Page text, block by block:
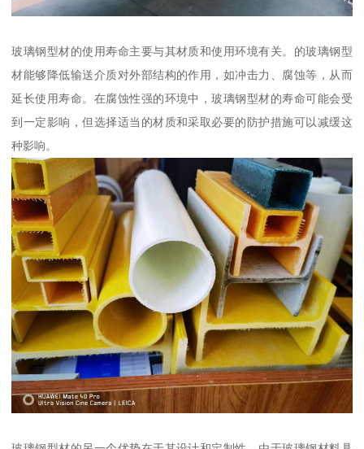
玻璃钢型材的使用寿命主要与其材质和使用环境有关。的玻璃钢型
材能够降低输送介质对外部结构的作用，如冲击力、腐蚀等，从而
延长使用寿命。在腐蚀性强的环境中，玻璃钢型材的寿命可能会受
到一定影响，但选择适当的材质和采取必要的防护措施可以减缓这
种影响。